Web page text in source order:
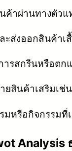
ค้าผ่านทางตัว
ะส่งออกสินค้าเ
ารสกรีนหรือตก
ยสินค้าเสริมเช่
มหรือกิจกรรมที่
Analysis